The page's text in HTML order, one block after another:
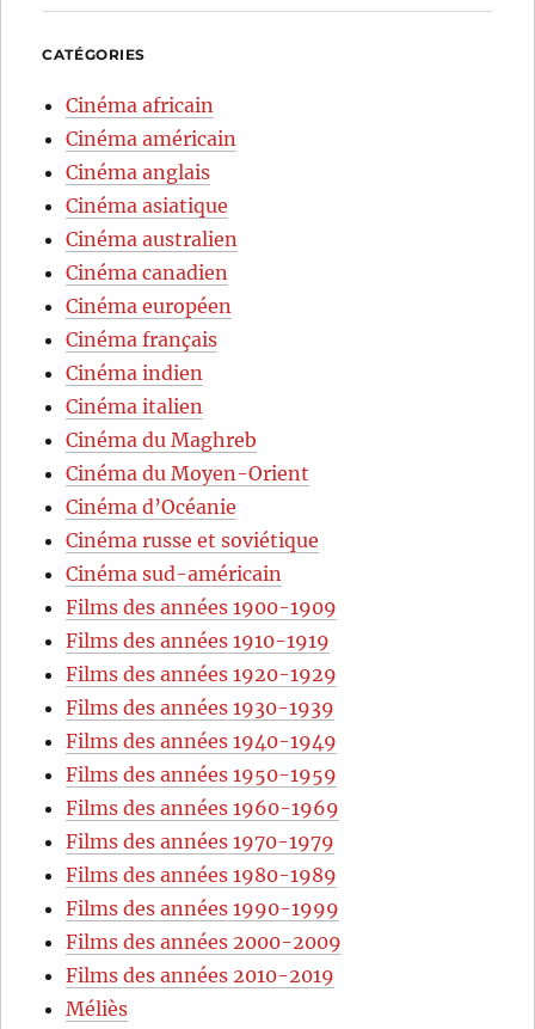
CATÉGORIES
Cinéma africain
Cinéma américain
Cinéma anglais
Cinéma asiatique
Cinéma australien
Cinéma canadien
Cinéma européen
Cinéma français
Cinéma indien
Cinéma italien
Cinéma du Maghreb
Cinéma du Moyen-Orient
Cinéma d’Océanie
Cinéma russe et soviétique
Cinéma sud-américain
Films des années 1900-1909
Films des années 1910-1919
Films des années 1920-1929
Films des années 1930-1939
Films des années 1940-1949
Films des années 1950-1959
Films des années 1960-1969
Films des années 1970-1979
Films des années 1980-1989
Films des années 1990-1999
Films des années 2000-2009
Films des années 2010-2019
Méliès